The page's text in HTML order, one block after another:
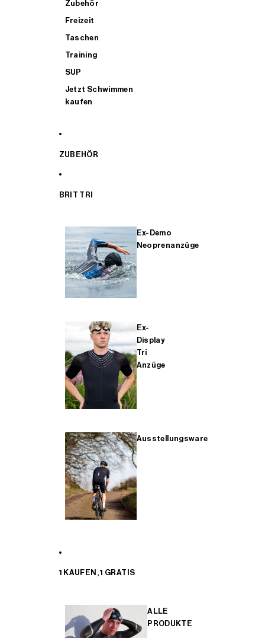
Zubehör
Freizeit
Taschen
Training
SUP
Jetzt Schwimmen
kaufen
ZUBEHÖR
BRIT TRI
Ex-Demo
Neoprenanzüge
Ex-
Display
Tri
Anzüge
Ausstellungsware
1 KAUFEN, 1 GRATIS
ALLE
PRODUKTE